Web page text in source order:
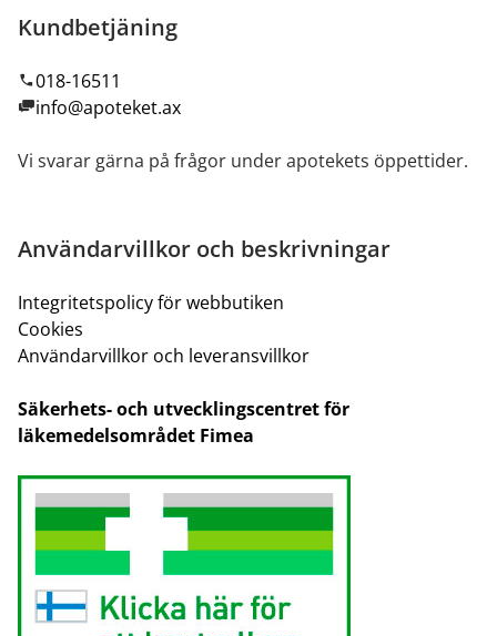
Kundbetjäning
018-16511
info@apoteket.ax
Vi svarar gärna på frågor under apotekets öppettider.
Användarvillkor och beskrivningar
Integritetspolicy för webbutiken
Cookies
Användarvillkor och leveransvillkor
Säkerhets- och utvecklingscentret för
läkemedelsområdet Fimea